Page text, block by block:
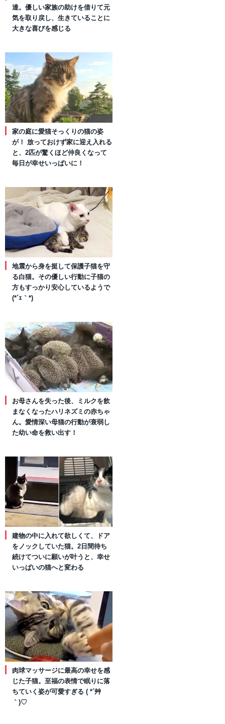
達。優しい家族の助けを借りて元
気を取り戻し、生きていることに
大きな喜びを感じる
家の庭に愛猫そっくりの猫の姿
が！ 放っておけず家に迎え入れる
と、2匹が驚くほど仲良くなって
毎日が幸せいっぱいに！
地震から身を挺して保護子猫を守
る白猫。その優しい行動に子猫の
方もすっかり安心しているようで
(*´ｪ｀*)
お母さんを失った後、ミルクを飲
まなくなったハリネズミの赤ちゃ
ん。愛情深い母猫の行動が衰弱し
た幼い命を救い出す！
建物の中に入れて欲しくて、ドア
をノックしていた猫。2日間待ち
続けてついに願いが叶うと、幸せ
いっぱいの猫へと変わる
肉球マッサージに最高の幸せを感
じた子猫。至福の表情で眠りに落
ちていく姿が可愛すぎる ( *´艸
｀)♡